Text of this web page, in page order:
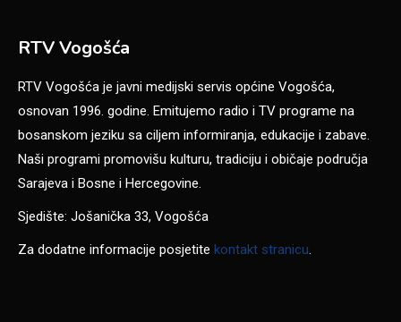
RTV Vogošća
RTV Vogošća je javni medijski servis općine Vogošća,
osnovan 1996. godine. Emitujemo radio i TV programe na
bosanskom jeziku sa ciljem informiranja, edukacije i zabave.
Naši programi promovišu kulturu, tradiciju i običaje područja
Sarajeva i Bosne i Hercegovine.
Sjedište: Jošanička 33, Vogošća
Za dodatne informacije posjetite kontakt stranicu